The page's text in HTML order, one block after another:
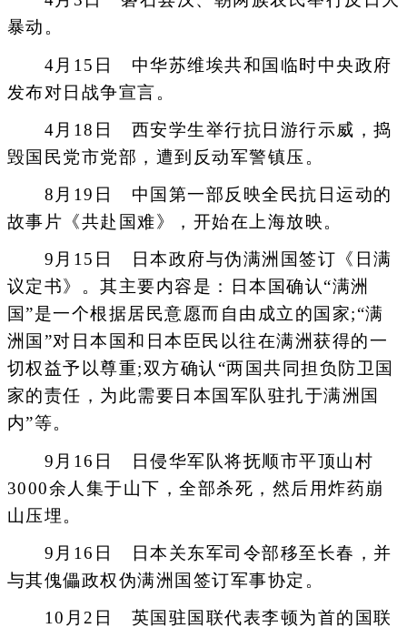
暴动。
4月15日 中华苏维埃共和国临时中央政府
发布对日战争宣言。
4月18日 西安学生举行抗日游行示威，捣
毁国民党市党部，遭到反动军警镇压。
8月19日 中国第一部反映全民抗日运动的
故事片《共赴国难》，开始在上海放映。
9月15日 日本政府与伪满洲国签订《日满
议定书》。其主要内容是：日本国确认“满洲
国”是一个根据居民意愿而自由成立的国家;“满
洲国”对日本国和日本臣民以往在满洲获得的一
切权益予以尊重;双方确认“两国共同担负防卫国
家的责任，为此需要日本国军队驻扎于满洲国
内”等。
9月16日 日侵华军队将抚顺市平顶山村
3000余人集于山下，全部杀死，然后用炸药崩
山压埋。
9月16日 日本关东军司令部移至长春，并
与其傀儡政权伪满洲国签订军事协定。
10月2日 英国驻国联代表李顿为首的国联